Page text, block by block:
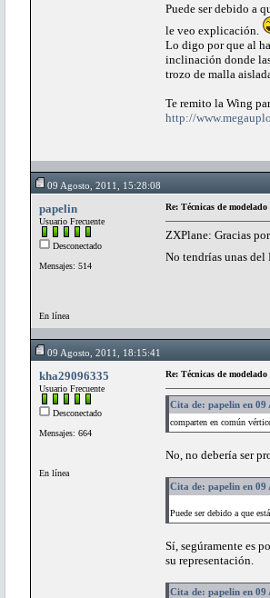
Puede ser debido a
le veo explicación.
Lo digo por que al
inclinación donde
trozo de malla
Te remito la Wing
http://
09 Agosto, 2011, 15:28:08
papelin
Usuario Frecuente
Desconectado
Mensajes: 514
En línea
Re: Técnicas de
ZXPlane: Gracias
No tendrías unas del
09 Agosto, 2011, 18:15:41
kha29096335
Usuario Frecuente
Desconectado
Mensajes: 664
En línea
Re: Técnicas de
Cita de: papelin en 09
comparten en común
No, no debería ser
Cita de: papelin en 09
Puede ser debido a que
Sí, segúramente es
su representación.
Cita de: papelin en 09